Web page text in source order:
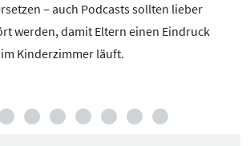
– auch Podcasts sollten lieber
werden, damit Eltern einen Eindruck
Kinderzimmer läuft.